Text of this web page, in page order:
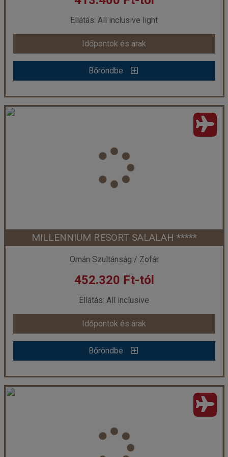
már 196.215 Ft-tól
Időpontok és árak
Bőröndbe
Ellátás: All inclusive light
Időpontok és árak
Bőröndbe
Millennium Resort Salalah ***** Soft AI, repülővel
Város:Salalah
Utazás módja:
Repülővel
All inclusive light
Szálláskategória: Hotel ****
Superior szoba
Időpont: 2026-10-30 | 7 éj
már 413.400 Ft-tól
Időpontok és árak
Bőröndbe
MILLENNIUM RESORT SALALAH *****
Omán Szultánság / Zofár
452.320 Ft-tól
Ellátás: All inclusive
Időpontok és árak
Bőröndbe
MILLENNIUM RESORT SALALAH *****
Város:Salalah
Utazás módja:
Repülővel
All inclusive